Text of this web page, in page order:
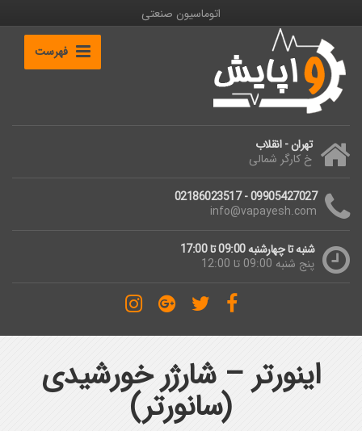
اتوماسیون صنعتی
فهرست
تهران - انقلاب
خ کارگر شمالی
09905427027 - 02186023517
info@vapayesh.com
شنبه تا چهارشنبه 09:00 تا 17:00
پنج شنبه 09:00 تا 12:00
اینورتر – شارژر خورشیدی
(سانورتر)